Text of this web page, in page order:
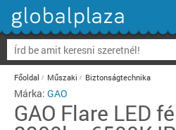
Főoldal Műszaki Biztonságtechnika
Márka: GAO
GAO Flare LED